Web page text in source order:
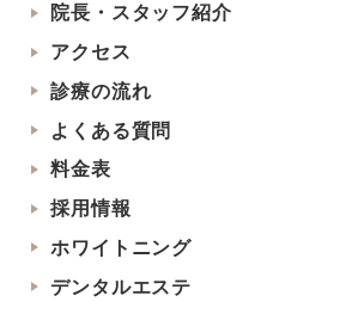
院長・スタッフ紹介
アクセス
診療の流れ
よくある質問
料金表
採用情報
ホワイトニング
デンタルエステ